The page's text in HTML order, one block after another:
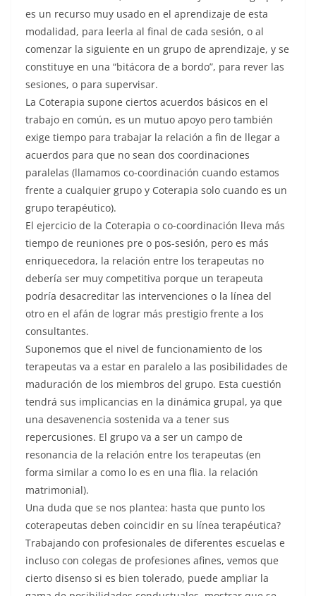
es un recurso muy usado en el aprendizaje de esta
modalidad, para leerla al final de cada sesión, o al
comenzar la siguiente en un grupo de aprendizaje, y se
constituye en una “bitácora de a bordo”, para rever las
sesiones, o para supervisar.
La Coterapia supone ciertos acuerdos básicos en el
trabajo en común, es un mutuo apoyo pero también
exige tiempo para trabajar la relación a fin de llegar a
acuerdos para que no sean dos coordinaciones
paralelas (llamamos co-coordinación cuando estamos
frente a cualquier grupo y Coterapia solo cuando es un
grupo terapéutico).
El ejercicio de la Coterapia o co-coordinación lleva más
tiempo de reuniones pre o pos-sesión, pero es más
enriquecedora, la relación entre los terapeutas no
debería ser muy competitiva porque un terapeuta
podría desacreditar las intervenciones o la línea del
otro en el afán de lograr más prestigio frente a los
consultantes.
Suponemos que el nivel de funcionamiento de los
terapeutas va a estar en paralelo a las posibilidades de
maduración de los miembros del grupo. Esta cuestión
tendrá sus implicancias en la dinámica grupal, ya que
una desavenencia sostenida va a tener sus
repercusiones. El grupo va a ser un campo de
resonancia de la relación entre los terapeutas (en
forma similar a como lo es en una flia. la relación
matrimonial).
Una duda que se nos plantea: hasta que punto los
coterapeutas deben coincidir en su línea terapéutica?
Trabajando con profesionales de diferentes escuelas e
incluso con colegas de profesiones afines, vemos que
cierto disenso si es bien tolerado, puede ampliar la